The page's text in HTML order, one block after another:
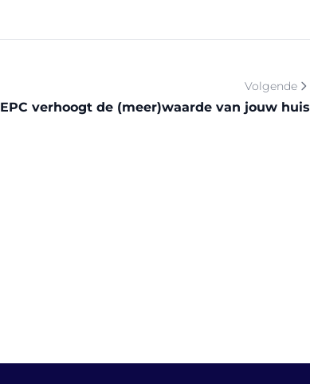
Volgende
EPC verhoogt de (meer)waarde van jouw huis